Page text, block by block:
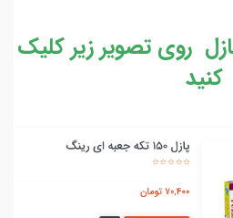
روی تصویر زیر کلیک
کنید